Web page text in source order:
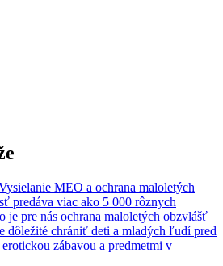
MEO a ochrana maloletých
predáva viac ako 5 000 rôznych
je pre nás ochrana maloletých obzvlášť
dôležité chrániť deti a mladých ľudí pred
zábavou a predmetmi v